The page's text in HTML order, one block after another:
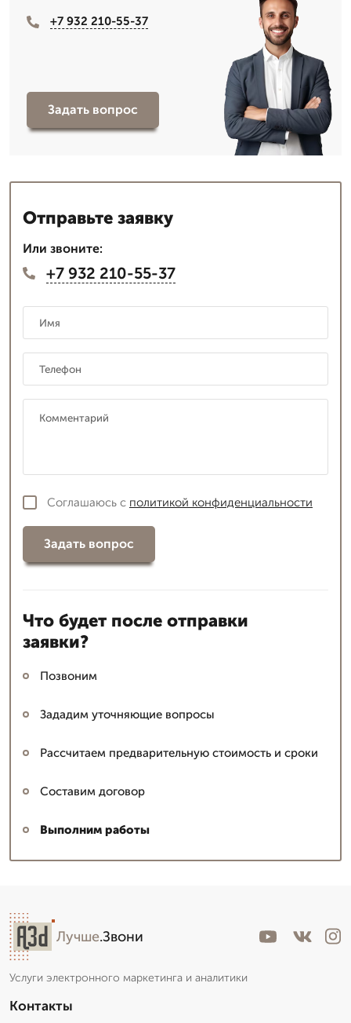
+7 932 210-55-37
Задать вопрос
Отправьте заявку
Или звоните:
+7 932 210-55-37
Соглашаюсь с политикой конфиденциальности
Задать вопрос
Что будет после отправки
заявки?
Позвоним
Зададим уточняющие вопросы
Рассчитаем предварительную стоимость и сроки
Составим договор
Выполним работы
Лучше.Звони
Услуги электронного маркетинга и аналитики
Контакты